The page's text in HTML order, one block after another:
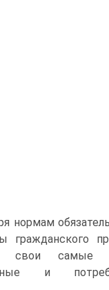
нормам
гражданского
свои самые
и